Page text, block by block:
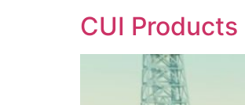
CUI Products